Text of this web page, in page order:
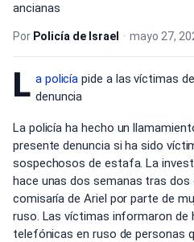
ancianas
Por Policía de Israel • mayo 27,
L a policía pide a las víctimas
denuncia
La policía ha hecho un
presente denuncia si ha sido
sospechosos de estafa. La
hace unas dos semanas tras dos
comisaría de Ariel por parte de
ruso. Las víctimas informaron de
telefónicas en ruso de personas